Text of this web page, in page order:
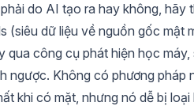
do AI tạo ra hay không,
(siêu dữ liệu về nguồn gốc mật
công cụ phát hiện học
ngược. Không có phương
khi có mặt, nhưng nó dễ bị